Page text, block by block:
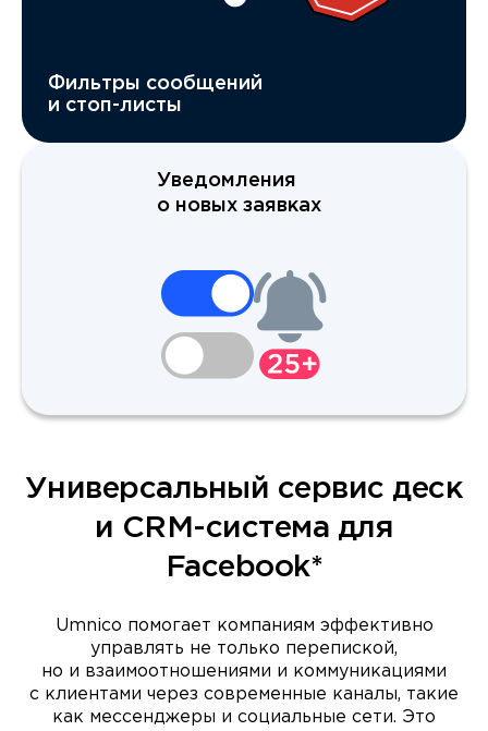
Фильтры сообщений
и стоп-листы
Уведомления
о новых заявках
Универсальный сервис деск
и CRM-система для
Facebook*
Umnico помогает компаниям эффективно
управлять не только перепиской,
но и взаимоотношениями и коммуникациями
с клиентами через современные каналы, такие
как мессенджеры и социальные сети. Это